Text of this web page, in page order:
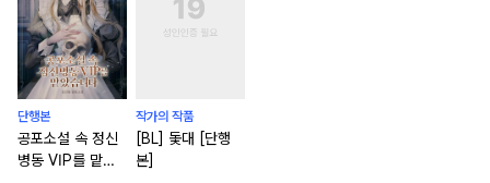
단행본
공포소설 속 정신
병동 VIP를 맡았
작가의 작품
[BL] 돛대 [단행
본]